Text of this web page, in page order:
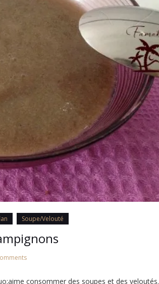
Soupe/Velouté
consommer des soupes et des veloutés.